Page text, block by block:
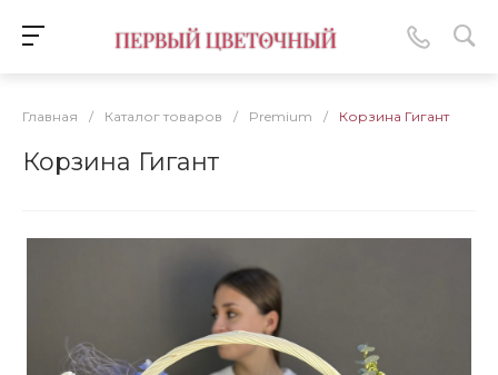
Главная / Каталог товаров / Premium / Корзина Гигант
Корзина Гигант